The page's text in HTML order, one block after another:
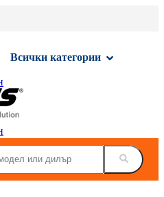
Всички категории